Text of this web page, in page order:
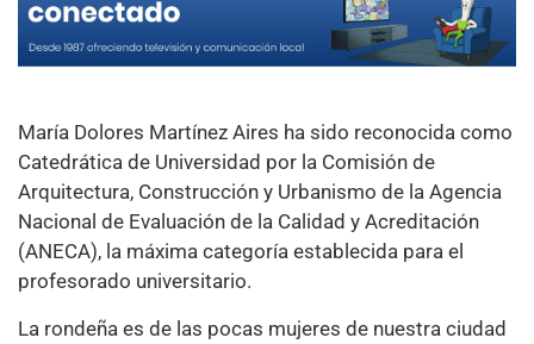
María Dolores Martínez Aires ha sido reconocida como
Catedrática de Universidad por la Comisión de
Arquitectura, Construcción y Urbanismo de la Agencia
Nacional de Evaluación de la Calidad y Acreditación
(ANECA), la máxima categoría establecida para el
profesorado universitario.
La rondeña es de las pocas mujeres de nuestra ciudad